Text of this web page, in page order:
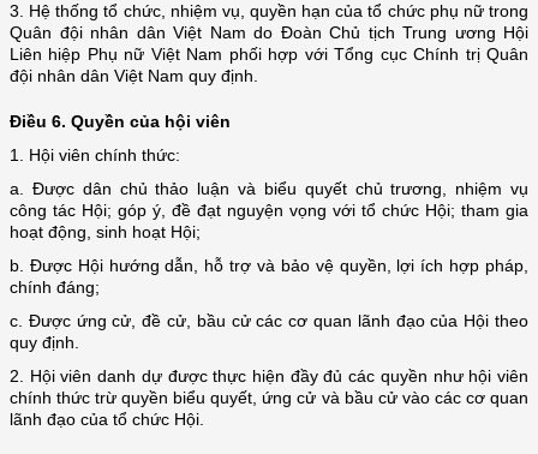
3. Hệ thống tổ chức, nhiệm vụ, quyền hạn của tổ chức phụ nữ trong
Quân đội nhân dân Việt Nam do Đoàn Chủ tịch Trung ương Hội
Liên hiệp Phụ nữ Việt Nam phối hợp với Tổng cục Chính trị Quân
đội nhân dân Việt Nam quy định.
Điều 6. Quyền của hội viên
1. Hội viên chính thức:
a. Được dân chủ thảo luận và biểu quyết chủ trương, nhiệm vụ
công tác Hội; góp ý, đề đạt nguyện vọng với tổ chức Hội; tham gia
hoạt động, sinh hoạt Hội;
b. Được Hội hướng dẫn, hỗ trợ và bảo vệ quyền, lợi ích hợp pháp,
chính đáng;
c. Được ứng cử, đề cử, bầu cử các cơ quan lãnh đạo của Hội theo
quy định.
2. Hội viên danh dự được thực hiện đầy đủ các quyền như hội viên
chính thức trừ quyền biểu quyết, ứng cử và bầu cử vào các cơ quan
lãnh đạo của tổ chức Hội.